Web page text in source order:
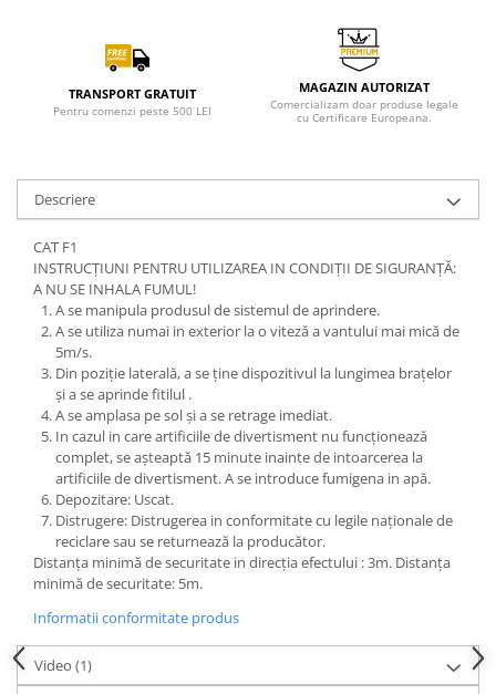
TRANSPORT GRATUIT
Pentru comenzi peste 500 LEI
MAGAZIN AUTORIZAT
Comercializam doar produse legale
cu Certificare Europeana.
Descriere
CAT F1
INSTRUCȚIUNI PENTRU UTILIZAREA IN CONDIȚII DE SIGURANȚĂ:
A NU SE INHALA FUMUL!
A se manipula produsul de sistemul de aprindere.
A se utiliza numai in exterior la o viteză a vantului mai mică de
5m/s.
Din poziție laterală, a se ține dispozitivul la lungimea brațelor
și a se aprinde fitilul .
A se amplasa pe sol și a se retrage imediat.
In cazul in care artificiile de divertisment nu funcționează
complet, se așteaptă 15 minute inainte de intoarcerea la
artificiile de divertisment. A se introduce fumigena in apă.
Depozitare: Uscat.
Distrugere: Distrugerea in conformitate cu legile naționale de
reciclare sau se returnează la producător.
Distanța minimă de securitate in direcția efectului : 3m. Distanța
minimă de securitate: 5m.
Informatii conformitate produs
Video (1)